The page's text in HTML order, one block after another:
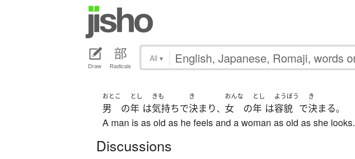
Draw Radicals
All ▾
おとこ
男 の
とし
年 は
きも
気持ちで
き
決まり、
おんな
女 の
とし
年 は
ようぼう
容貌 で
き
決まる。
A man is as old as he feels and a woman as old as she looks.
Discussions